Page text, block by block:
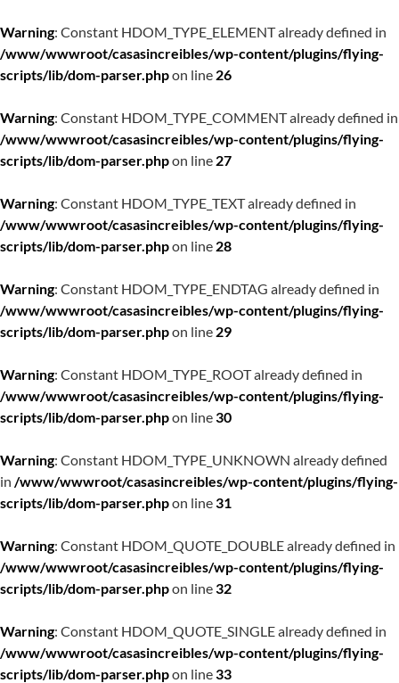
Warning: Constant HDOM_TYPE_ELEMENT already defined in
/www/wwwroot/casasincreibles/wp-content/plugins/flying-
scripts/lib/dom-parser.phpon line 26
Warning: Constant HDOM_TYPE_COMMENT already defined in
/www/wwwroot/casasincreibles/wp-content/plugins/flying-
scripts/lib/dom-parser.phpon line 27
Warning: Constant HDOM_TYPE_TEXT already defined in
/www/wwwroot/casasincreibles/wp-content/plugins/flying-
scripts/lib/dom-parser.phpon line 28
Warning: Constant HDOM_TYPE_ENDTAG already defined in
/www/wwwroot/casasincreibles/wp-content/plugins/flying-
scripts/lib/dom-parser.phpon line 29
Warning: Constant HDOM_TYPE_ROOT already defined in
/www/wwwroot/casasincreibles/wp-content/plugins/flying-
scripts/lib/dom-parser.phpon line30
Warning: Constant HDOM_TYPE_UNKNOWN already defined
in /www/wwwroot/casasincreibles/wp-content/plugins/flying-
scripts/lib/dom-parser.phpon line31
Warning: Constant HDOM_QUOTE_DOUBLE already defined in
/www/wwwroot/casasincreibles/wp-content/plugins/flying-
scripts/lib/dom-parser.phpon line32
Warning: Constant HDOM_QUOTE_SINGLE already defined in
/www/wwwroot/casasincreibles/wp-content/plugins/flying-
scripts/lib/dom-parser.phpon line33